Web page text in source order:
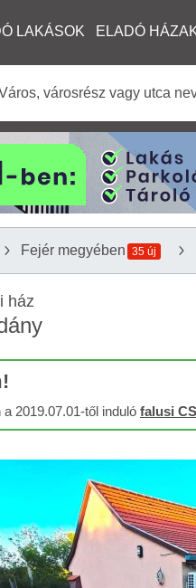
LAKÁSOK ELADÓ
Fejér megyében 35 új
ház
2019.07.01-től induló falusi